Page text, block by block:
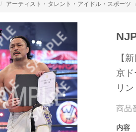
アーティスト・タレント・アイドル・スポーツ
【
京ド
リ
商品
内容